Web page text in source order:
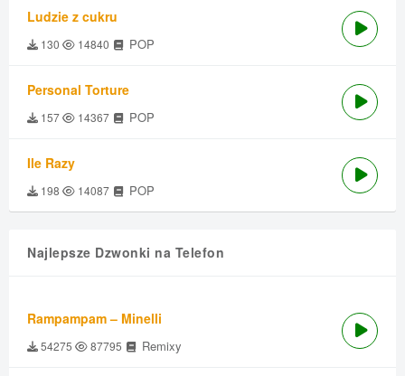
Ludzie z cukru
130 14840 POP
Personal Torture
157 14367 POP
Ile Razy
198 14087 POP
Najlepsze Dzwonki na Telefon
Rampampam – Minelli
54275 87795 Remixy